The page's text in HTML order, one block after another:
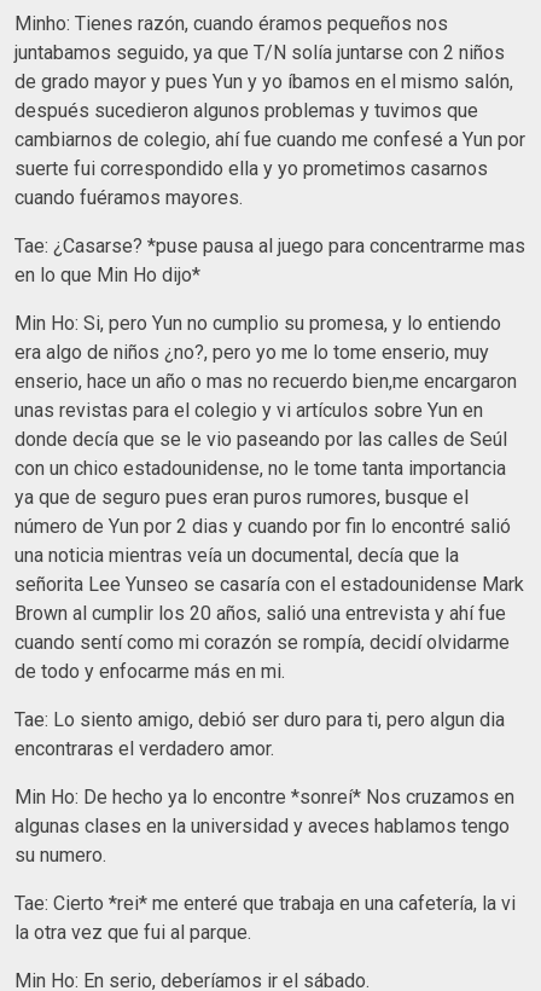
Minho: Tienes razón, cuando éramos pequeños nos
juntabamos seguido, ya que T/N solía juntarse con 2 niños
de grado mayor y pues Yun y yo íbamos en el mismo salón,
después sucedieron algunos problemas y tuvimos que
cambiarnos de colegio, ahí fue cuando me confesé a Yun por
suerte fui correspondido ella y yo prometimos casarnos
cuando fuéramos mayores.
Tae: ¿Casarse? *puse pausa al juego para concentrarme mas
en lo que Min Ho dijo*
Min Ho: Si, pero Yun no cumplio su promesa, y lo entiendo
era algo de niños ¿no?, pero yo me lo tome enserio, muy
enserio, hace un año o mas no recuerdo bien,me encargaron
unas revistas para el colegio y vi artículos sobre Yun en
donde decía que se le vio paseando por las calles de Seúl
con un chico estadounidense, no le tome tanta importancia
ya que de seguro pues eran puros rumores, busque el
número de Yun por 2 dias y cuando por fin lo encontré salió
una noticia mientras veía un documental, decía que la
señorita Lee Yunseo se casaría con el estadounidense Mark
Brown al cumplir los 20 años, salió una entrevista y ahí fue
cuando sentí como mi corazón se rompía, decidí olvidarme
de todo y enfocarme más en mi.
Tae: Lo siento amigo, debió ser duro para ti, pero algun dia
encontraras el verdadero amor.
Min Ho: De hecho ya lo encontre *sonreí* Nos cruzamos en
algunas clases en la universidad y aveces hablamos tengo
su numero.
Tae: Cierto *rei* me enteré que trabaja en una cafetería, la vi
la otra vez que fui al parque.
Min Ho: En serio, deberíamos ir el sábado.